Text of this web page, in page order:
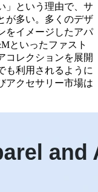
」という理由で、サ
が多い。多くのデザ
をイメージしたアパ
といったファスト
コレクションを展開
も利用されるように
アクセサリー市場は